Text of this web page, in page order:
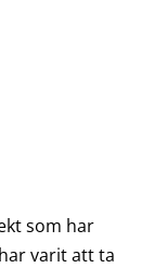
som har
varit att ta